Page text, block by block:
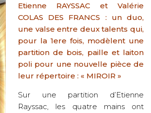
Etienne RAYSSAC et Valérie
COLAS DES FRANCS : un duo,
une valse entre deux talents qui,
pour la 1ere fois, modèlent une
partition de bois, paille et laiton
poli pour une nouvelle pièce de
leur répertoire : « MIROIR »
Sur une partition d’Etienne
Rayssac, les quatre mains ont